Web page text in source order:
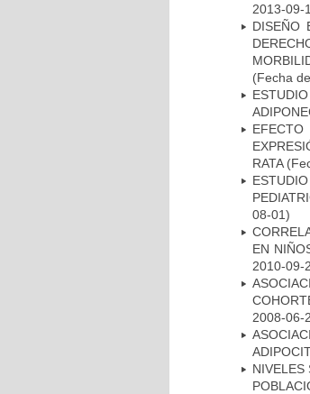
2013-09-
DISEÑO
(Fecha
EFECTO
RATA
08-01)
EN
2010-09-
2008-06-
NIVELES